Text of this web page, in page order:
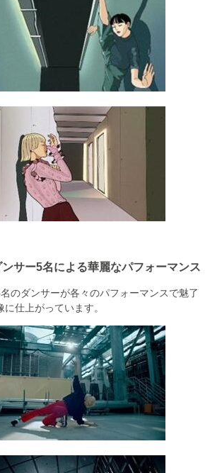
サー5名による華麗なパフォーマンス
のダンサーが各々のパフォーマンスで魅了
仕上がっています。